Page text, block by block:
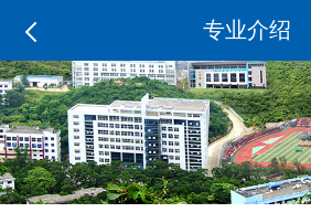
专业介绍